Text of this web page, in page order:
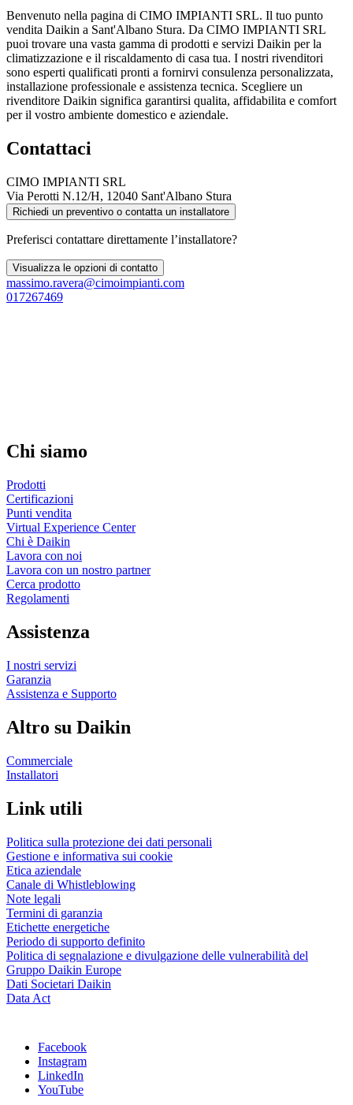
Benvenuto nella pagina di CIMO IMPIANTI SRL. Il tuo punto
vendita Daikin a Sant'Albano Stura. Da CIMO IMPIANTI SRL
puoi trovare una vasta gamma di prodotti e servizi Daikin per la
climatizzazione e il riscaldamento di casa tua. I nostri rivenditori
sono esperti qualificati pronti a fornirvi consulenza personalizzata,
installazione professionale e assistenza tecnica. Scegliere un
rivenditore Daikin significa garantirsi qualita, affidabilita e comfort
per il vostro ambiente domestico e aziendale.
Contattaci
CIMO IMPIANTI SRL
Via Perotti N.12/H, 12040 Sant'Albano Stura
Richiedi un preventivo o contatta un installatore
Preferisci contattare direttamente l’installatore?
Visualizza le opzioni di contatto
massimo.ravera@cimoimpianti.com
017267469
Chi siamo
Prodotti
Certificazioni
Punti vendita
Virtual Experience Center
Chi è Daikin
Lavora con noi
Lavora con un nostro partner
Cerca prodotto
Regolamenti
Assistenza
I nostri servizi
Garanzia
Assistenza e Supporto
Altro su Daikin
Commerciale
Installatori
Link utili
Politica sulla protezione dei dati personali
Gestione e informativa sui cookie
Etica aziendale
Canale di Whistleblowing
Note legali
Termini di garanzia
Etichette energetiche
Periodo di supporto definito
Politica di segnalazione e divulgazione delle vulnerabilità del
Gruppo Daikin Europe
Dati Societari Daikin
Data Act
Facebook
Instagram
LinkedIn
YouTube